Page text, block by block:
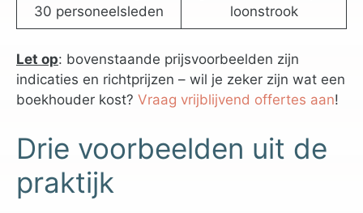
30 personeelsleden
loonstrook
Let op: bovenstaande prijsvoorbeelden zijn
indicaties en richtprijzen – wil je zeker zijn wat een
boekhouder kost? Vraag vrijblijvend offertes aan!
Drie voorbeelden uit de
praktijk